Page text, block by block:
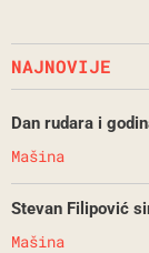
NAJNOVIJE
Dan rudara i
Mašina
Stevan Filipović
Mašina